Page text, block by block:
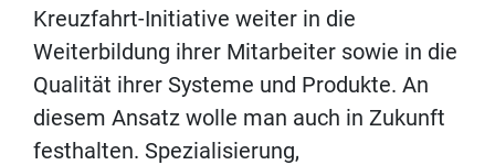
Kreuzfahrt-Initiative weiter in die
Weiterbildung ihrer Mitarbeiter sowie in die
Qualität ihrer Systeme und Produkte. An
diesem Ansatz wolle man auch in Zukunft
festhalten. Spezialisierung,